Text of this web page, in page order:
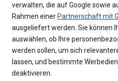
verwalten, die auf Google sowie
Rahmen einer Partnerschaft mit
ausgeliefert werden. Sie können
auswählen, ob Ihre
werden sollen, um sich
lassen, und bestimmte
deaktivieren.